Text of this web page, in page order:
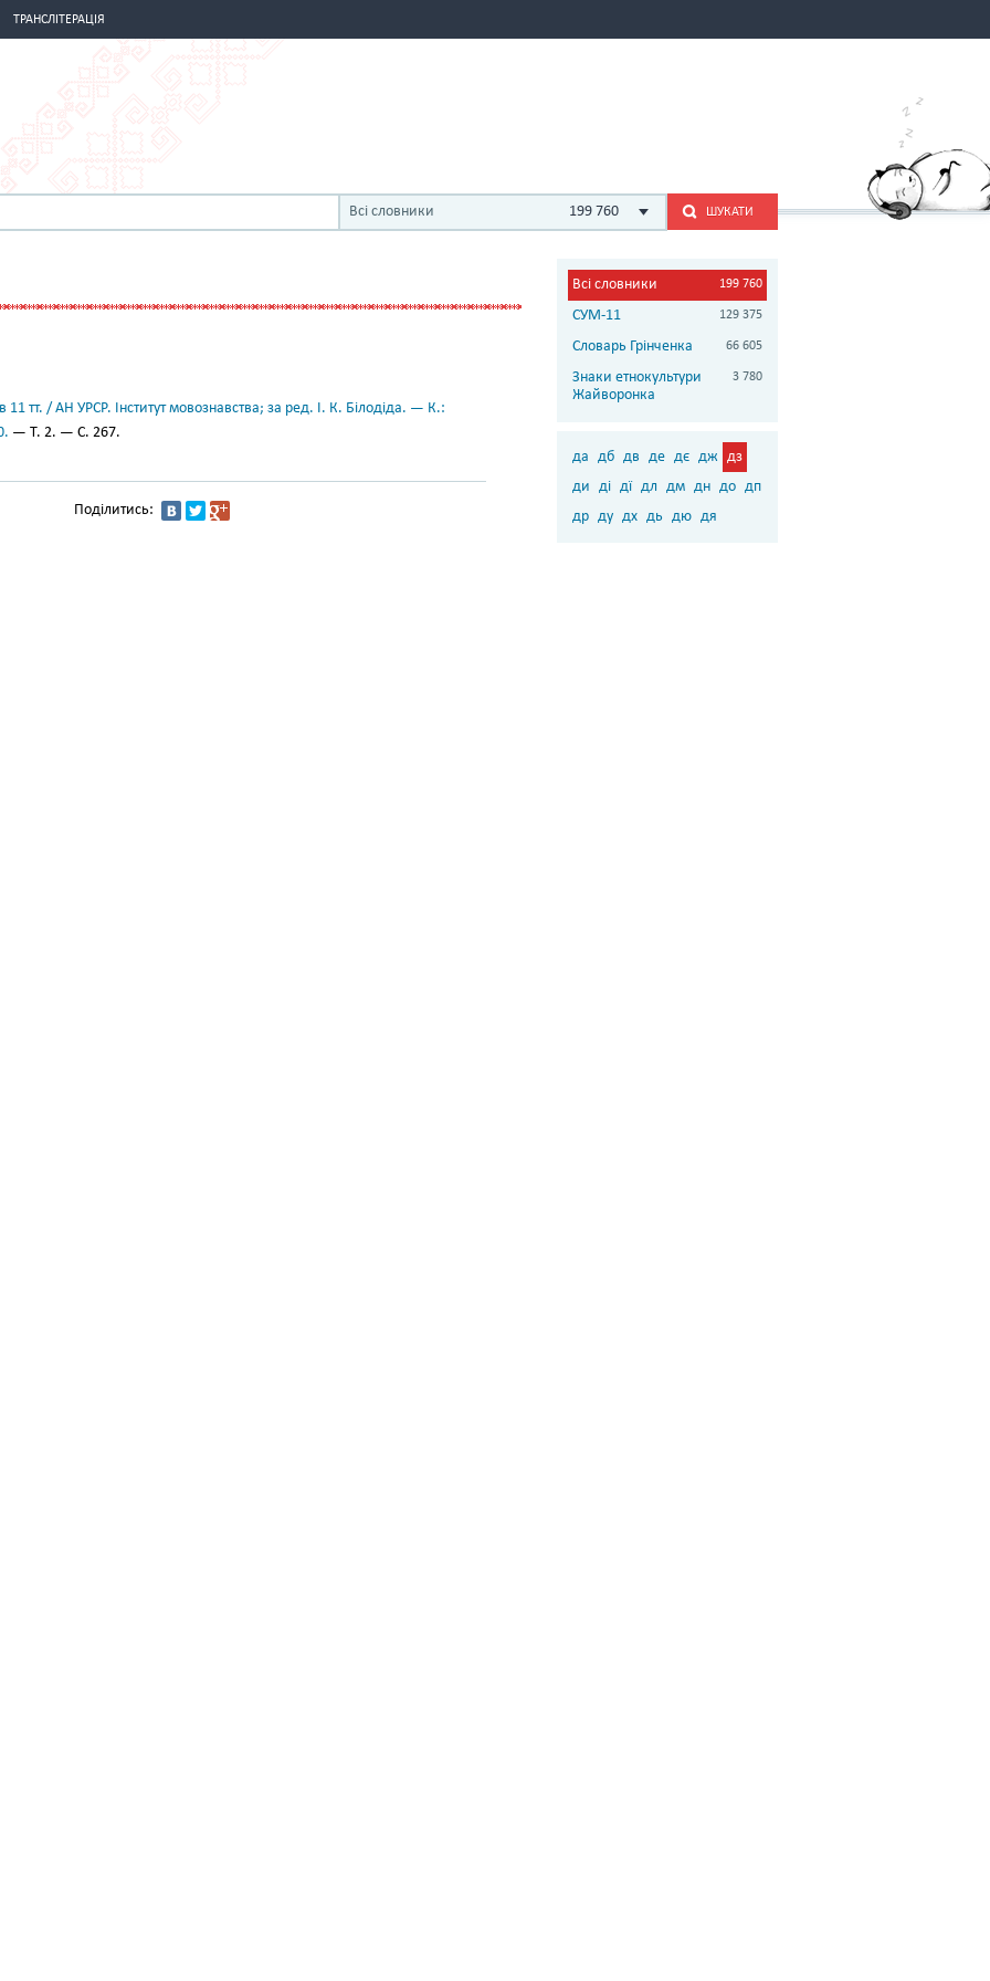
ТРАНСЛІТЕРАЦІЯ
Всі словники 199 760 ШУКАТИ
11 тт. / АН УРСР. Інститут мовознавства; за ред. І. К. Білодіда. — К.:
— Т. 2. — С. 267.
Поділитись:
Всі словники 199 760
СУМ-11 129 375
Словарь Грінченка 66 605
Знаки етнокультури
Жайворонка
3 780
да дб дв де дє дж дз
ди ді дї дл дм дн до дп
др ду дх дь дю дя